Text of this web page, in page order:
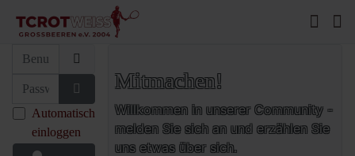
Benutzername oder E-Mail
Passwort
Passwort anzeigen
Automatisch
einloggen
Mitmachen!
Willkommen in unserer Community -
melden Sie sich an und erzählen Sie
uns etwas über sich.